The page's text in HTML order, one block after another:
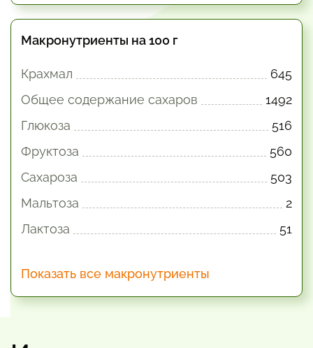
Макронутриенты на 100 г
Крахмал
645
Общее содержание сахаров
1492
Глюкоза
516
Фруктоза
560
Сахароза
503
Мальтоза
2
Лактоза
51
Показать все макронутриенты